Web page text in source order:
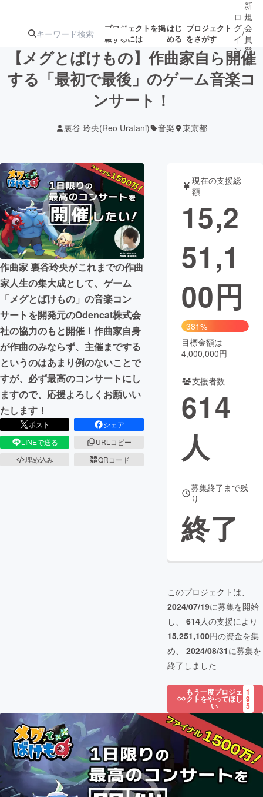
プロジェクトを掲
載するには
はじ
める
プロジェクト
をさがす
注目の新着プロ
募集終了が近いプ
テクノロジー・ガジェット
映像・映画 書籍・雑誌
ビジネス・起業 チャレンジ
まちづくり・地域活性化
CAMPFIRE for Social Good
CAMPFIRE Creation
CAMPFIREふるさと納税
コミュニティ
ロ
グ
イ
ン
/
新
規
会
員
登
録
【メグとばけもの】作曲家自ら開催
する「最初で最後」のゲーム音楽コ
ンサート！
裏谷 玲央(Reo Uratani) 音楽 東京都
作曲家 裏谷玲央がこれまでの作曲
家人生の集大成として、ゲーム
「メグとばけもの」の音楽コン
サートを開発元のOdencat株式会
社の協力のもと開催！作曲家自身
が作曲のみならず、主催までする
というのはあまり例のないことで
すが、必ず最高のコンサートにし
ますので、応援よろしくお願いい
たします！
ポスト
シェア
LINEで送る
URLコピー
埋め込み
QRコード
現在の支援総
額
15,2
51,1
00円
381%
目標金額は
4,000,000円
支援者数
614
人
募集終了まで残
り
終了
このプロジェクトは、
2024/07/19に募集を開始
し、 614人の支援により
15,251,100円の資金を集
め、 2024/08/31に募集を
終了しました
もう一度プロジェ
クトをやってほし
い
1
9
5